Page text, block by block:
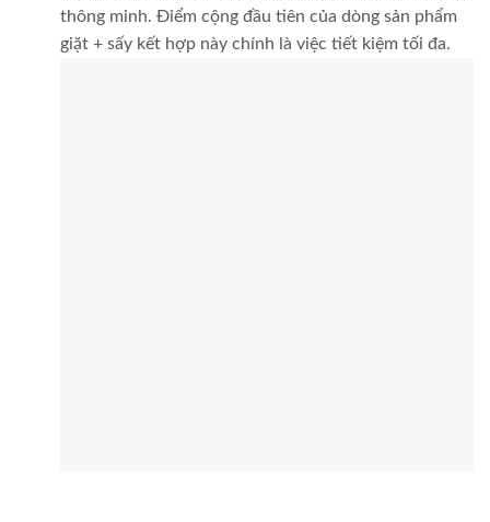
thông minh. Điểm cộng đầu tiên của dòng sản phẩm
giặt + sấy kết hợp này chính là việc tiết kiệm tối đa.